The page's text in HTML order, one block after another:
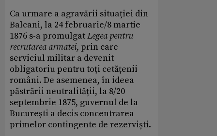
Ca urmare a agravării situației din
Balcani, la 24 februarie/8 martie
1876 s-a promulgatLegea pentru
recrutarea armatei, prin care
serviciul militar a devenit
obligatoriu pentru toți cetățenii
români. De asemenea, în ideea
păstrării neutralității, la 8/20
septembrie 1875, guvernul de la
București a decis concentrarea
primelor contingente de rezerviști.